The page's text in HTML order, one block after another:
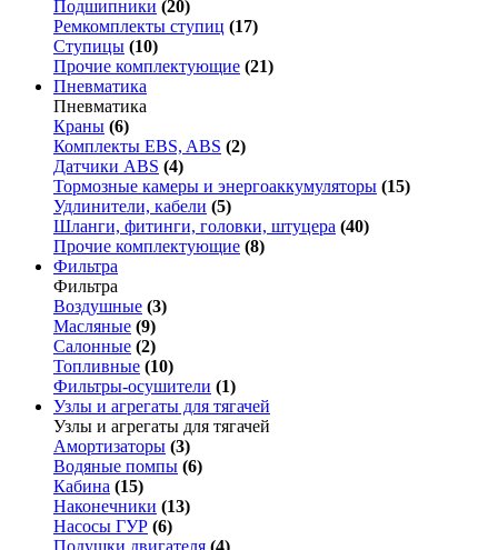
Подшипники (20)
Ремкомплекты ступиц (17)
Ступицы (10)
Прочие комплектующие (21)
Пневматика
Пневматика
Краны (6)
Комплекты EBS, ABS (2)
Датчики ABS (4)
Тормозные камеры и энергоаккумуляторы (15)
Удлинители, кабели (5)
Шланги, фитинги, головки, штуцера (40)
Прочие комплектующие (8)
Фильтра
Фильтра
Воздушные (3)
Масляные (9)
Салонные (2)
Топливные (10)
Фильтры-осушители (1)
Узлы и агрегаты для тягачей
Узлы и агрегаты для тягачей
Амортизаторы (3)
Водяные помпы (6)
Кабина (15)
Наконечники (13)
Насосы ГУР (6)
Подушки двигателя (4)